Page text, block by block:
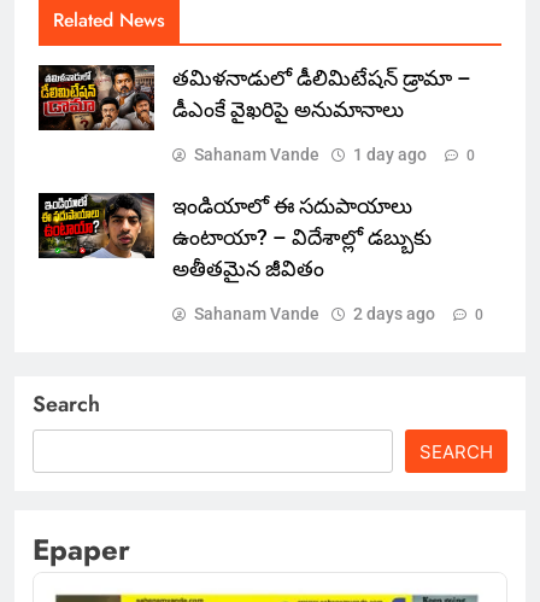
Related News
తమిళనాడులో డీలిమిటేషన్ డ్రామా –
డీఎంకే వైఖరిపై అనుమానాలు
Sahanam Vande 1 day ago 0
ఇండియాలో‌ ఈ సదుపాయాలు
ఉంటాయా? – విదేశాల్లో డబ్బుకు
అతీతమైన జీవితం
Sahanam Vande 2 days ago 0
Search
SEARCH
Epaper